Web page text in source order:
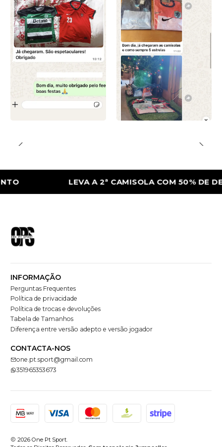
LEVA A 2ª CAMISOLA COM 50% DE
INFORMAÇÃO
Perguntas Frequentes
Política de privacidade
Política de trocas e devoluções
Tabela de Tamanhos
Diferença entre versão adepto e versão jogador
CONTACTA-NOS
one.pt.sport@gmail.com
351965353673
2026 One Pt Sport.